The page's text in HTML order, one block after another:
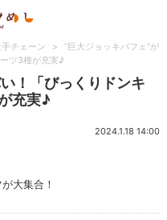
チェーン >
“巨大ジョッキパフェ”が
ツ3種が充実♪
！「びっくりドンキ
充実♪
2024.1.18 14:00
大集合！